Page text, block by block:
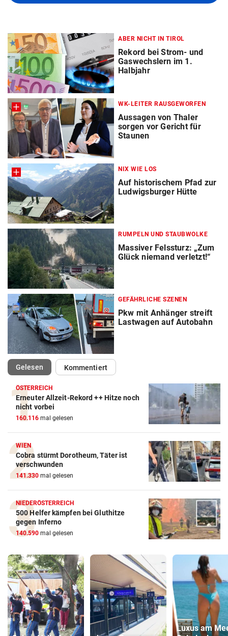
ABER NICHT IN TIROL
Rekord bei Strom- und
Gaswechslern im 1.
Halbjahr
WK-LEITER RAUSGEWORFEN
Aussagen von Thaler
sorgen vor Gericht für
Staunen
NIX WIE LOS
Auf historischem Pfad zur
Ludwigsburger Hütte
RUMPELN UND STAUBWOLKE
Massiver Felssturz: „Zum
Glück niemand verletzt!“
GEFÄHRLICHE SZENEN
Pkw mit Anhänger streift
Lastwagen auf Autobahn
Gelesen(ausgewählt)Kommentiert
ÖSTERREICH
Erneuter Allzeit-Rekord ++ Hitze noch
nicht vorbei
160.116 mal gelesen
WIEN
Cobra stürmt Dorotheum, Täter ist
verschwunden
141.330 mal gelesen
NIEDERÖSTERREICH
500 Helfer kämpfen bei Gluthitze
gegen Inferno
140.590 mal gelesen
Luxus am